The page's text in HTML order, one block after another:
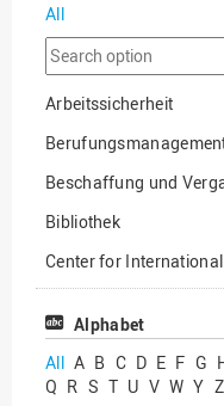
All
Search
option
Arbeitssicherheit
Beschaffung und
Bibliothek
Center for International
Mobility
Center for International
Chancengerechtigkeit
Alphabet
All A B C D E F G
Q R S T U V W Y Z